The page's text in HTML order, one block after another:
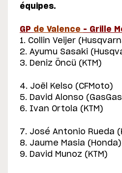
équipes.
GP de Valence – Grille
1. Collin Veijer
2. Ayumu Sasaki
3. Deniz Öncü (KTM)
4. Joël Kelso (CFMoto)
5. David Alonso
6. Ivan Ortola (KTM)
7. José Antonio Rueda
8. Jaume Masia (Honda)
9. David Munoz (KTM)